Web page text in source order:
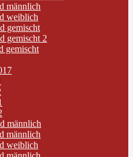
männlich
weiblich
gemischt
gemischt 2
gemischt
männlich
männlich
weiblich